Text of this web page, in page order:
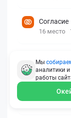
Согласие
16 место
17 место
Georgia
18 место
Мы
аналитики
работы